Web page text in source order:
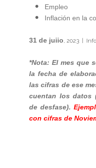
Empleo
Inflación en la
31 de juiio, 2023 |
*Nota: El mes que
la fecha de
las cifras de ese
cuentan los datos
de desfase).
con cifras de